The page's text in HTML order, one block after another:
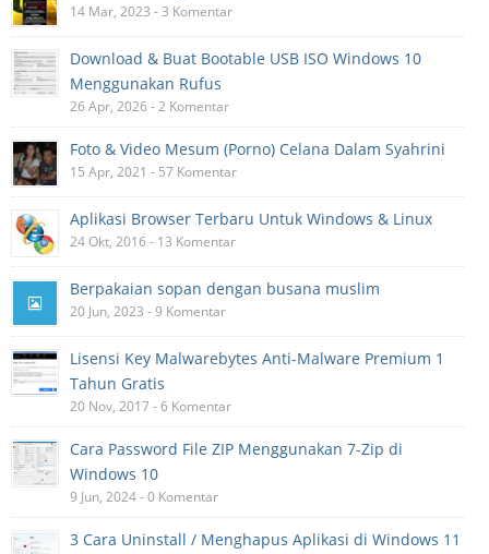
14 Mar, 2023 - 3 Komentar
Download & Buat Bootable USB ISO Windows 10
Menggunakan Rufus
26 Apr, 2026 - 2 Komentar
Foto & Video Mesum (Porno) Celana Dalam Syahrini
15 Apr, 2021 - 57 Komentar
Aplikasi Browser Terbaru Untuk Windows & Linux
24 Okt, 2016 - 13 Komentar
Berpakaian sopan dengan busana muslim
20 Jun, 2023 - 9 Komentar
Lisensi Key Malwarebytes Anti-Malware Premium 1
Tahun Gratis
20 Nov, 2017 - 6 Komentar
Cara Password File ZIP Menggunakan 7-Zip di
Windows 10
9 Jun, 2024 - 0 Komentar
3 Cara Uninstall / Menghapus Aplikasi di Windows 11